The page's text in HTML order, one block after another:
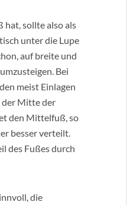
hat, sollte also als
unter die Lupe
auf breite und
Bei
meist Einlagen
der Mitte der
den Mittelfuß, so
besser verteilt.
des Fußes durch
die